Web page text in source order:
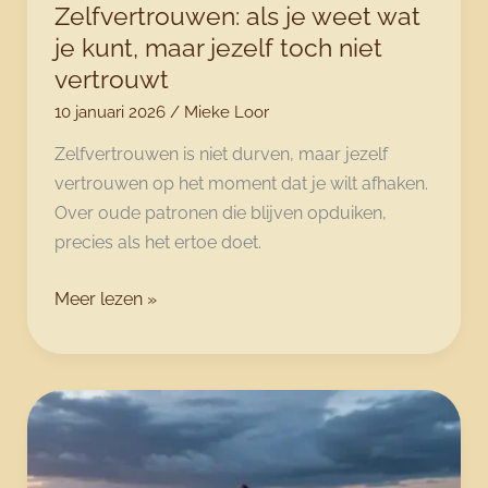
Zelfvertrouwen: als je weet wat
je kunt, maar jezelf toch niet
vertrouwt
10 januari 2026 / Mieke Loor
Zelfvertrouwen is niet durven, maar jezelf
vertrouwen op het moment dat je wilt afhaken.
Over oude patronen die blijven opduiken,
precies als het ertoe doet.
Zelfvertrouwen:
je
weet
wat
kunt,
Meer lezen »